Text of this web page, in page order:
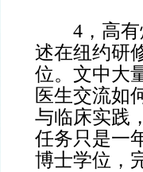
4，高有
述在纽约研
位。文中大
医生交流如
与临床实践
任务只是一
博士学位，